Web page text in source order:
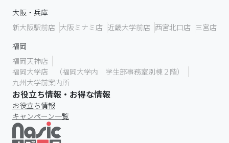
大阪・兵庫
新大阪駅前店 大阪ミナミ店 近畿大学前店 西宮北口店 三宮店
福岡
福岡天神店
福岡大学店 （福岡大学内 学生部事務室別棟２階）
九州大学前案内所
お役立ち情報・お得な情報
お役立ち情報
キャンペーン一覧